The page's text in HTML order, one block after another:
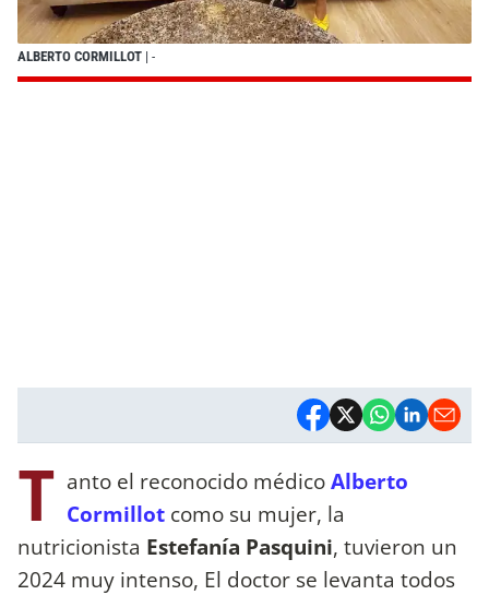
ALBERTO CORMILLOT | -
T anto el reconocido médicoAlberto
Cormillot como su mujer, la
nutricionista Estefanía Pasquini, tuvieron un
2024 muy intenso, El doctor se levanta todos